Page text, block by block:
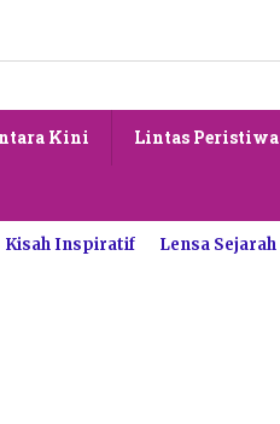
Kini Lintas Peristiwa
Kisah Inspiratif Lensa Sejarah